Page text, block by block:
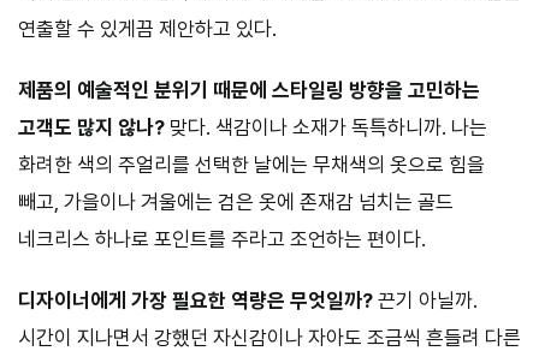
연출할 수 있게끔 제안하고 있다.
제품의 예술적인 분위기 때문에 스타일링 방향을 고민하는
고객도 많지 않나? 맞다. 색감이나 소재가 독특하니까. 나는
화려한 색의 주얼리를 선택한 날에는 무채색의 옷으로 힘을
빼고, 가을이나 겨울에는 검은 옷에 존재감 넘치는 골드
네크리스 하나로 포인트를 주라고 조언하는 편이다.
디자이너에게 가장 필요한 역량은 무엇일까? 끈기 아닐까.
시간이 지나면서 강했던 자신감이나 자아도 조금씩 흔들려 다른